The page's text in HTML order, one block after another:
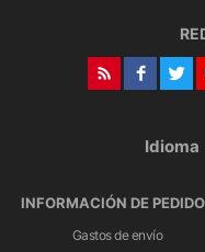
Idioma
INFORMACIÓN DE
Gastos de envío